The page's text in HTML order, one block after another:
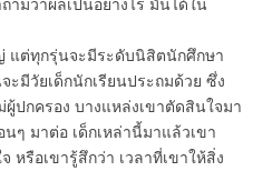
แต่ทุกรุ่นจะมีระดับนิสิตนักศึกษา
มีวัยเด็กนักเรียนประถมด้วย ซึ่ง
ปกครอง บางแหล่งเขาตัดสินใจมา
ๆ มาต่อ เด็กเหล่านี้มาแล้วเขา
หรือเขารู้สึกว่า เวลาที่เขาให้สิ่ง